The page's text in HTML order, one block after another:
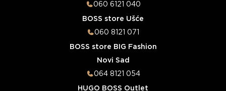
060 6121 040
BOSS store Ušće
060 8121 071
BOSS store BIG Fashion
Novi Sad
064 8121 054
HUGO BOSS Outlet